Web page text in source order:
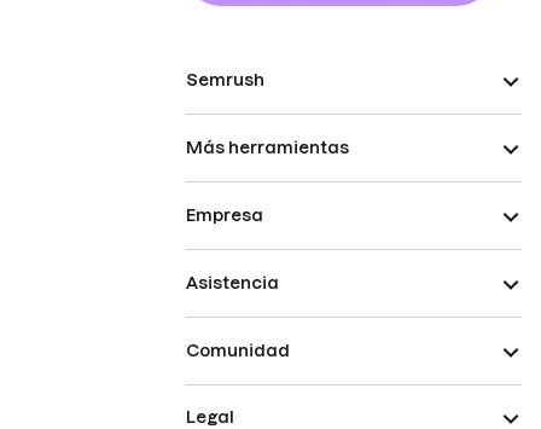
Semrush
Más herramientas
Empresa
Asistencia
Comunidad
Legal